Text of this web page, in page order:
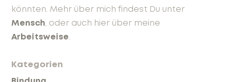
könnten. Mehr über mich findest Du unter
Mensch , oder auch hier über meine
Arbeitsweise
Kategorien